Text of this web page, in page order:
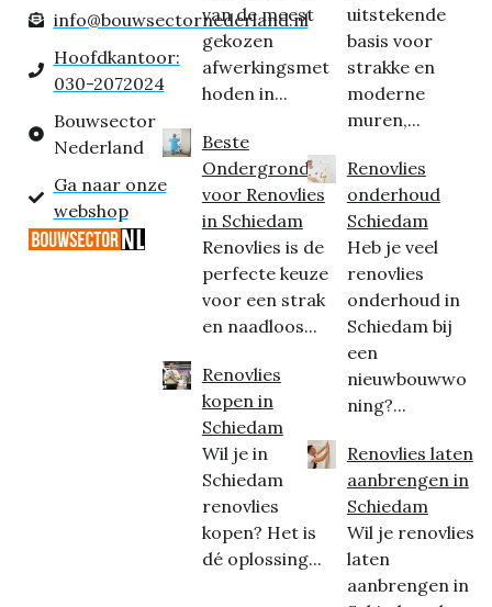
info@bouwsectornederland.nl
Hoofdkantoor:
030-2072024
Bouwsector
Nederland
Ga naar onze
webshop
van de meest
gekozen
afwerkingsmet
hoden in...
Beste
Ondergrond
voor Renovlies
in Schiedam
Renovlies is de
perfecte keuze
voor een strak
en naadloos...
Renovlies
kopen in
Schiedam
Wil je in
Schiedam
renovlies
kopen? Het is
dé oplossing...
uitstekende
basis voor
strakke en
moderne
muren,...
Renovlies
onderhoud
Schiedam
Heb je veel
renovlies
onderhoud in
Schiedam bij
een
nieuwbouwwo
ning?...
Renovlies laten
aanbrengen in
Schiedam
Wil je renovlies
laten
aanbrengen in